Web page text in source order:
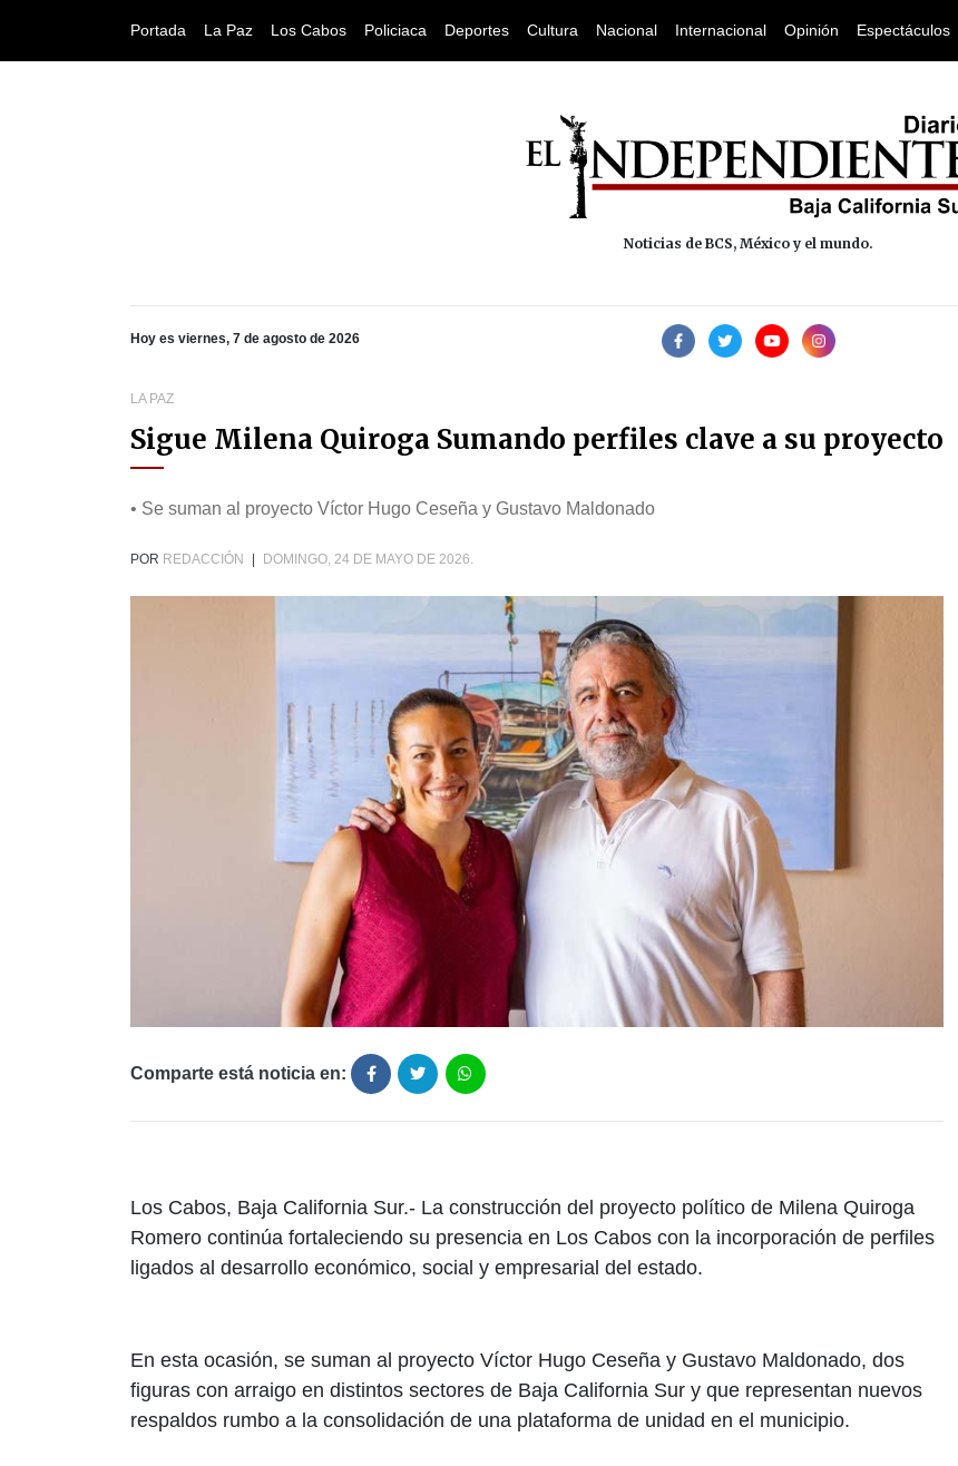
Portada La Paz Los Cabos Policiaca Deportes Cultura Nacional Internacional Opinión Espectáculos
Noticias de BCS, México y el mundo.
Hoy es viernes, 7 de agosto de 2026
LA PAZ
Sigue Milena Quiroga Sumando perfiles clave a su proyecto
• Se suman al proyecto Víctor Hugo Ceseña y Gustavo Maldonado
POR REDACCIÓN DOMINGO, 24 DE MAYO DE 2026.
Comparte está noticia en:
Los Cabos, Baja California Sur.- La construcción del proyecto político de Milena Quiroga
Romero continúa fortaleciendo su presencia en Los Cabos con la incorporación de perfiles
ligados al desarrollo económico, social y empresarial del estado.
En esta ocasión, se suman al proyecto Víctor Hugo Ceseña y Gustavo Maldonado, dos
figuras con arraigo en distintos sectores de Baja California Sur y que representan nuevos
respaldos rumbo a la consolidación de una plataforma de unidad en el municipio.